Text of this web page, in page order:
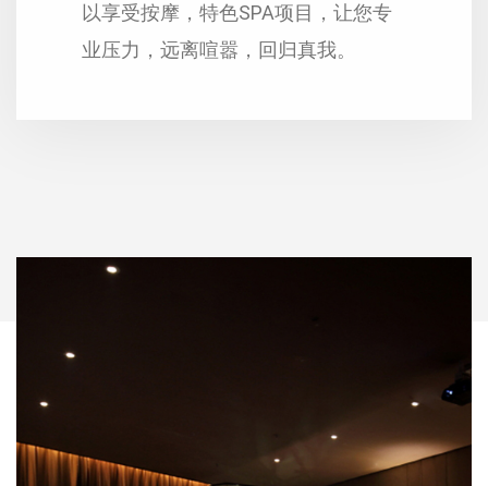
以享受按摩，特色SPA项目，让您专
业压力，远离喧嚣，回归真我。